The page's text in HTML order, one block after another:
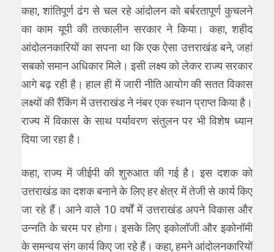
कहा, शांतिपूर्ण ढंग से चल रहे आंदोलन को बर्बरतापूर्ण कुचलने
का काम यूपी की तत्कालीन सरकार ने किया। कहा, शहीद
आंदोलनकारियों का सपना था कि एक ऐसा उत्तराखंड बने, जहां
सबको समान अधिकार मिले। इसी लक्ष्य को लेकर राज्य सरकार
आगे बढ़ रही है। हाल ही में जारी नीति आयोग की सतत विकास
लक्ष्यों की रैंकिंग में उत्तराखंड ने नंबर एक स्थान प्राप्त किया है।
राज्य में विकास के साथ पर्यावरण संतुलन पर भी विशेष ध्यान
दिया जा रहा है।
कहा, राज्य में जीईपी की शुरुआत की गई है। इस दशक को
उत्तराखंड का दशक बनाने के लिए हर क्षेत्र में तेजी से कार्य किए
जा रहे हैं। आने वाले 10 वर्षों में उत्तराखंड अपने विकास और
उन्नति के चरम पर होगा। इसके लिए इकोलॉजी और इकोनॉमी
के समन्वय संग कार्य किए जा रहे हैं। कहा, हमने आंदोलनकारियों